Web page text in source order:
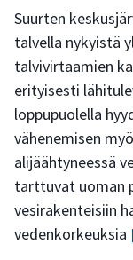
Suurten
talvella nykyistä
talvivirtaamien
erityisesti
loppupuolella
vähenemisen
alijäähtyneessä
tarttuvat uoman
vesirakenteisiin
vedenkorkeuksia